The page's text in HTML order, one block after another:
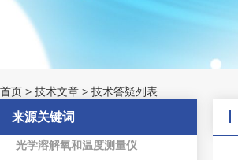
首页 > 技术文章 > 技术答疑列表
来源关键词
光学溶解氧和温度测量仪